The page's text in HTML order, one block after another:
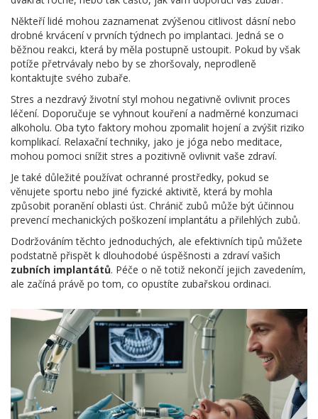
Někteří lidé mohou zaznamenat zvýšenou citlivost dásní nebo
drobné krvácení v prvních týdnech po implantaci. Jedná se o
běžnou reakci, která by měla postupně ustoupit. Pokud by však
potíže přetrvávaly nebo by se zhoršovaly, neprodleně
kontaktujte svého zubaře.
Stres a nezdravý životní styl mohou negativně ovlivnit proces
léčení. Doporučuje se vyhnout kouření a nadměrné konzumaci
alkoholu. Oba tyto faktory mohou zpomalit hojení a zvýšit riziko
komplikací. Relaxační techniky, jako je jóga nebo meditace,
mohou pomoci snížit stres a pozitivně ovlivnit vaše zdraví.
Je také důležité používat ochranné prostředky, pokud se
věnujete sportu nebo jiné fyzické aktivitě, která by mohla
způsobit poranění oblasti úst. Chránič zubů může být účinnou
prevencí mechanických poškození implantátu a přilehlých zubů.
Dodržováním těchto jednoduchých, ale efektivních tipů můžete
podstatně přispět k dlouhodobé úspěšnosti a zdraví vašich
zubních implantátů. Péče o ně totiž nekončí jejich zavedením,
ale začíná právě po tom, co opustíte zubařskou ordinaci.